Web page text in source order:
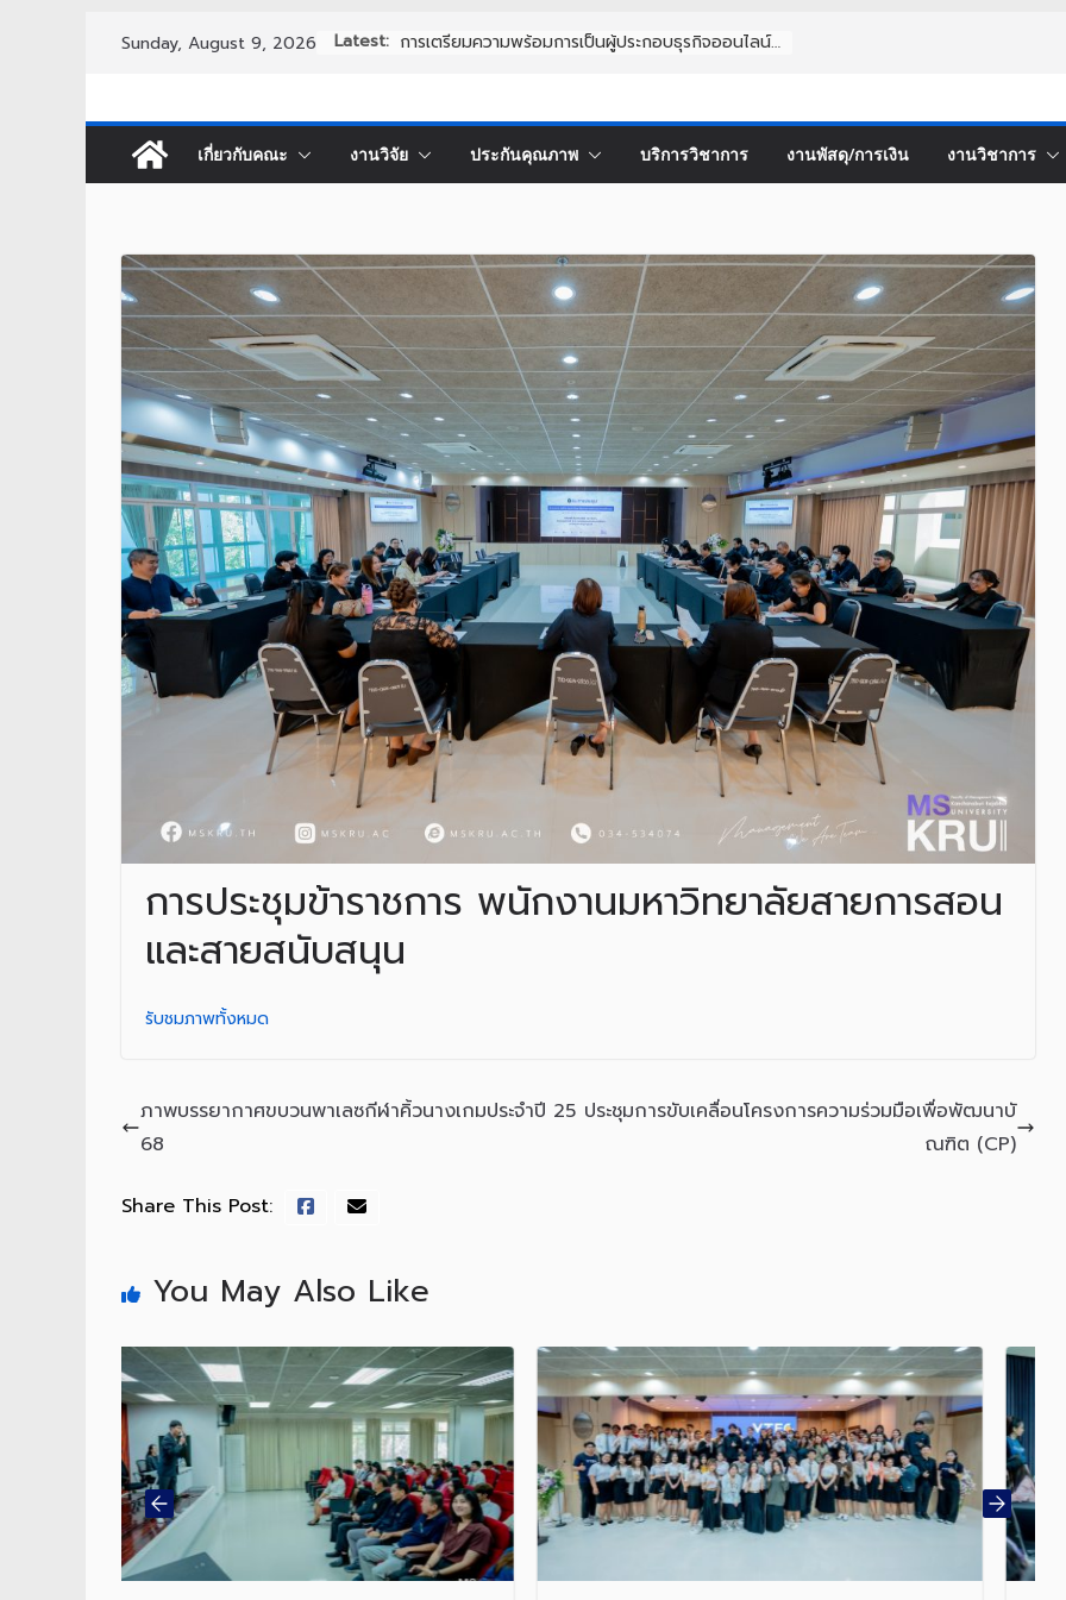
Sunday, August 9, 2026 Latest: นวัตกรรมและการเป็นผู้ประกอบการ
เกี่ยวกับคณะ งานวิจัย ประกันคุณภาพ บริการวิชาการ งานพัสดุ/การเงิน งานวิชาการ
การประชุมข้าราชการ พนักงานมหาวิทยาลัยสายการสอน
และสายสนับสนุน
รับชมภาพทั้งหมด
ภาพบรรยากาศขบวนพาเลซกีฬาคิ้วนางเกมประจำปี 25
68
ประชุมการขับเคลื่อนโครงการความร่วมมือเพื่อพัฒนาบั
ณฑิต (CP)
Share This Post:
You May Also Like